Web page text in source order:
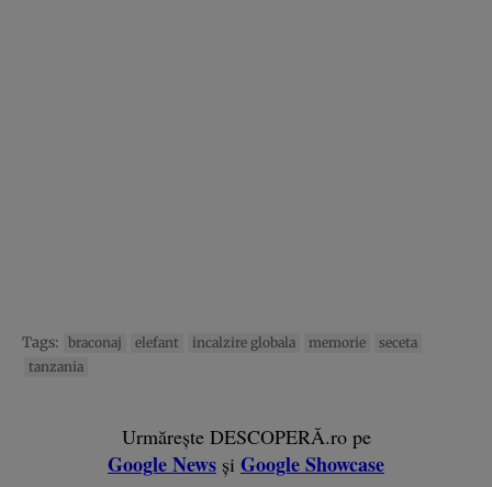
Tags: braconaj elefant incalzire globala memorie
seceta
tanzania
Urmărește DESCOPERĂ.ro pe
Google News și Google Showcase